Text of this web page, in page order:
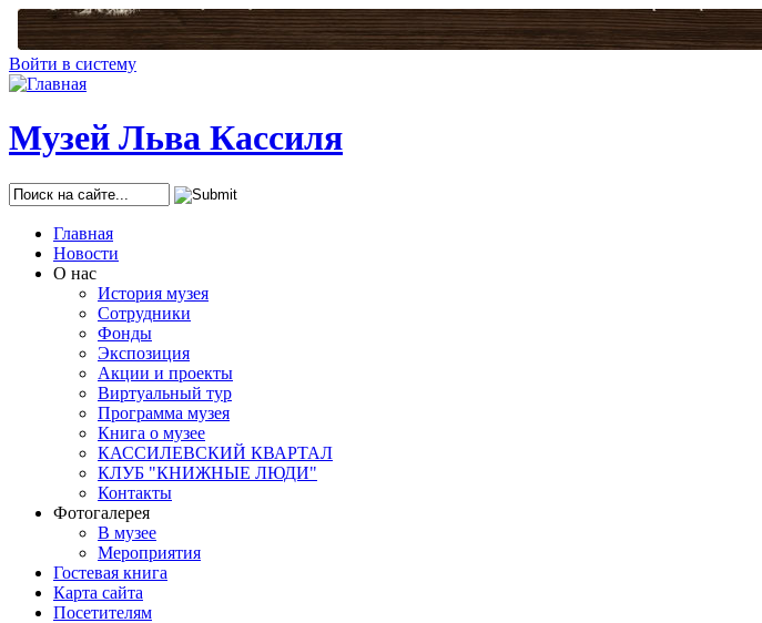
Войти в систему
Музей Льва Кассиля
Найти
Главная
Новости
О нас
История музея
Сотрудники
Фонды
Экспозиция
Акции и проекты
Виртуальный тур
Программа музея
Книга о музее
КАССИЛЕВСКИЙ КВАРТАЛ
КЛУБ "КНИЖНЫЕ ЛЮДИ"
Контакты
Фотогалерея
В музее
Мероприятия
Гостевая книга
Карта сайта
Посетителям